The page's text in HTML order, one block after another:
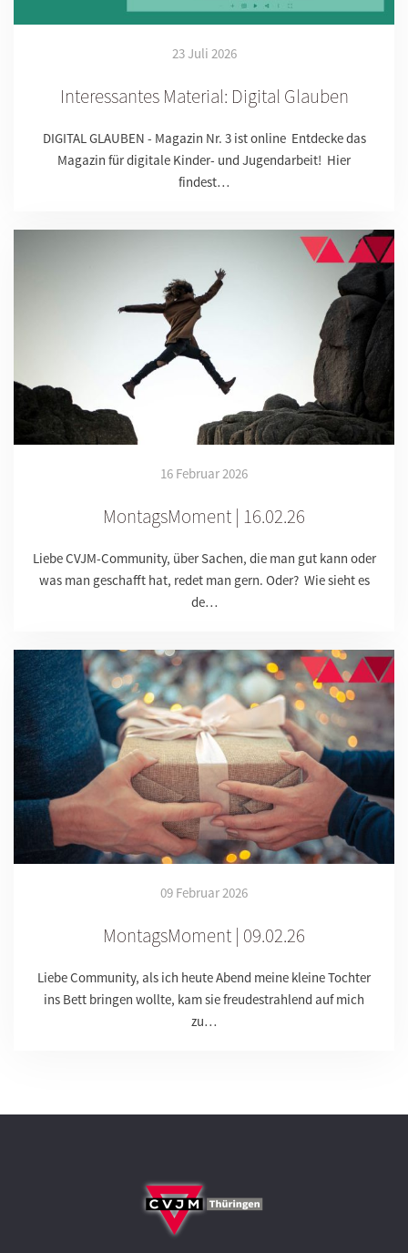
23 Juli 2026
Interessantes Material: Digital Glauben
DIGITAL GLAUBEN - Magazin Nr. 3 ist online Entdecke das
Magazin für digitale Kinder- und Jugendarbeit! Hier
findest…
16 Februar 2026
MontagsMoment | 16.02.26
Liebe CVJM-Community, über Sachen, die man gut kann oder
was man geschafft hat, redet man gern. Oder? Wie sieht es
de…
09 Februar 2026
MontagsMoment | 09.02.26
Liebe Community, als ich heute Abend meine kleine Tochter
ins Bett bringen wollte, kam sie freudestrahlend auf mich
zu…